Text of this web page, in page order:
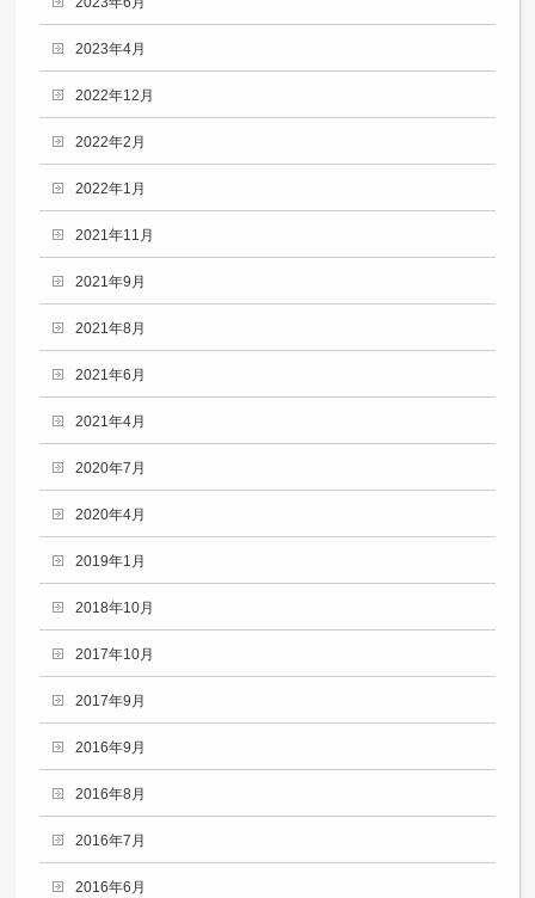
2023年4月
2022年12月
2022年2月
2022年1月
2021年11月
2021年9月
2021年8月
2021年6月
2021年4月
2020年7月
2020年4月
2019年1月
2018年10月
2017年10月
2017年9月
2016年9月
2016年8月
2016年7月
2016年6月